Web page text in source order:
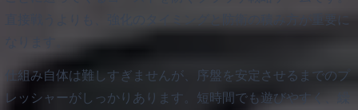
直接戦うよりも、強化のタイミングと防衛の積み方が重要に
仕組み自体は難しすぎませんが、序盤を安定させるまでのプ
レッシャーがしっかりあります。短時間でも遊びやすく、繰